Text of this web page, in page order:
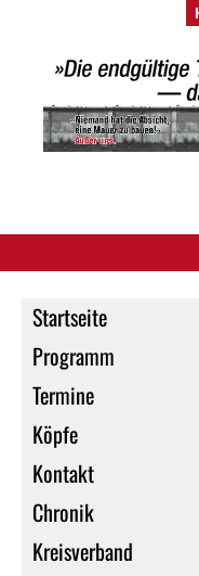
Startseite
Programm
Termine
Köpfe
Kontakt
Chronik
Kreisverband